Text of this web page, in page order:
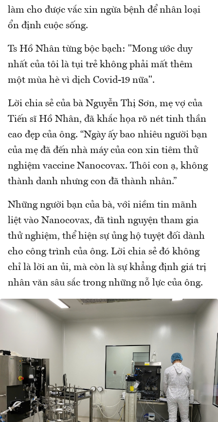
làm cho được vắc xin ngừa bệnh để nhân loại
ổn định cuộc sống.
Ts Hồ Nhân từng bộc bạch: "Mong ước duy
nhất của tôi là tụi trẻ không phải mất thêm
một mùa hè vì dịch Covid-19 nữa".
Lời chia sẻ của bà Nguyễn Thị Sơn, mẹ vợ của
Tiến sĩ Hồ Nhân, đã khắc họa rõ nét tinh thần
cao đẹp của ông. “Ngày ấy bao nhiêu người bạn
của mẹ đã đến nhà máy của con xin tiêm thử
nghiệm vaccine Nanocovax. Thôi con ạ, không
thành danh nhưng con đã thành nhân.”
Những người bạn của bà, với niềm tin mãnh
liệt vào Nanocovax, đã tình nguyện tham gia
thử nghiệm, thể hiện sự ủng hộ tuyệt đối dành
cho công trình của ông. Lời chia sẻ đó không
chỉ là lời an ủi, mà còn là sự khẳng định giá trị
nhân văn sâu sắc trong những nỗ lực của ông.